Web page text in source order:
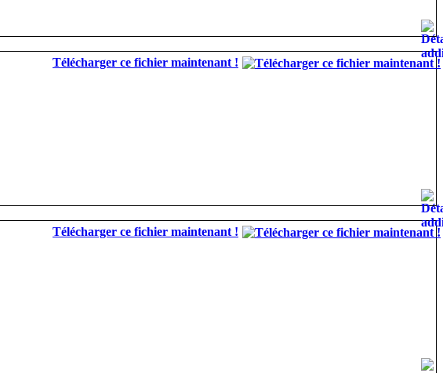
Télécharger ce fichier maintenant !
Télécharger ce fichier maintenant !